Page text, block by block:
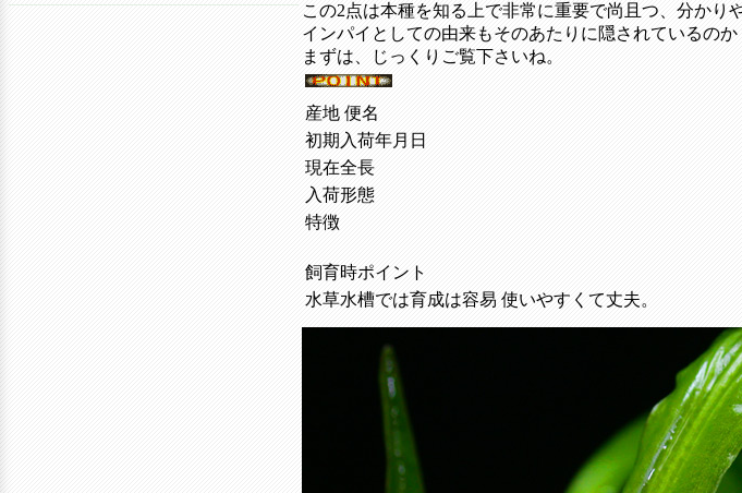
この2点は本種を知る上で非常に重要で尚且つ、分かり
インパイとしての由来もそのあたりに隠されているの
まずは、じっくりご覧下さいね。
産地 便名
初期入荷年月日
現在全長
入荷形態
特徴
飼育時ポイント
水草水槽では育成は容易 使いやすくて丈夫。